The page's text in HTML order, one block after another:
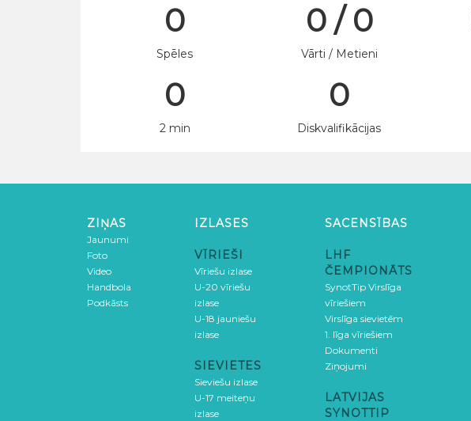
0
Spēles
0 / 0
Vārti / Metieni
0
2 min
0
Diskvalifikācijas
ZIŅAS
Jaunumi
Foto
Video
Handbola
Podkāsts
IZLASES
VĪRIEŠI
Vīriešu izlase
U-20 vīriešu
izlase
U-18 jauniešu
izlase
SIEVIETES
Sieviešu izlase
U-17 meiteņu
izlase
SACENSĪBAS
LHF
ČEMPIONĀTS
SynotTip Virslīga
vīriešiem
Virslīga sievietēm
1. līga vīriešiem
Dokumenti
Ziņojumi
LATVIJAS
SYNOTTIP